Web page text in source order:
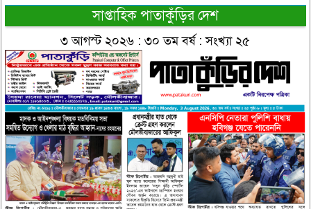
সাপ্তাহিক পাতাকুঁড়ির দেশ
৩ আগস্ট ২০২৬ : ৩০ তম বর্ষ : সংখ্যা ২৫